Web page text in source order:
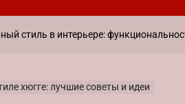
в интерьере: функциональность и
хюгге: лучшие советы и идеи